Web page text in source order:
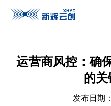
运营商风控：确
的
发布日期